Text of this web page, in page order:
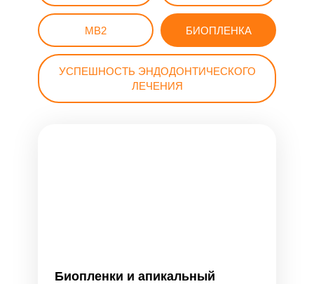
MB2 БИОПЛЕНКА
УСПЕШНОСТЬ ЭНДОДОНТИЧЕСКОГО
ЛЕЧЕНИЯ
Биопленки и апикальный